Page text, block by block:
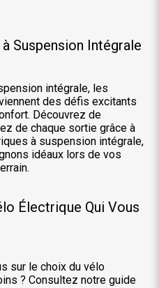
Suspension Intégrale
intégrale, les
des défis excitants
Découvrez de
de chaque sortie grâce à
à suspension intégrale,
idéaux lors de vos
Électrique Qui Vous
sur le choix du vélo
? Consultez notre guide